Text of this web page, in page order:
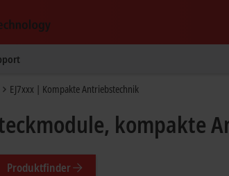
EJ7xxx | Kompakte Antriebstechnik
kompakte
Produktfinder